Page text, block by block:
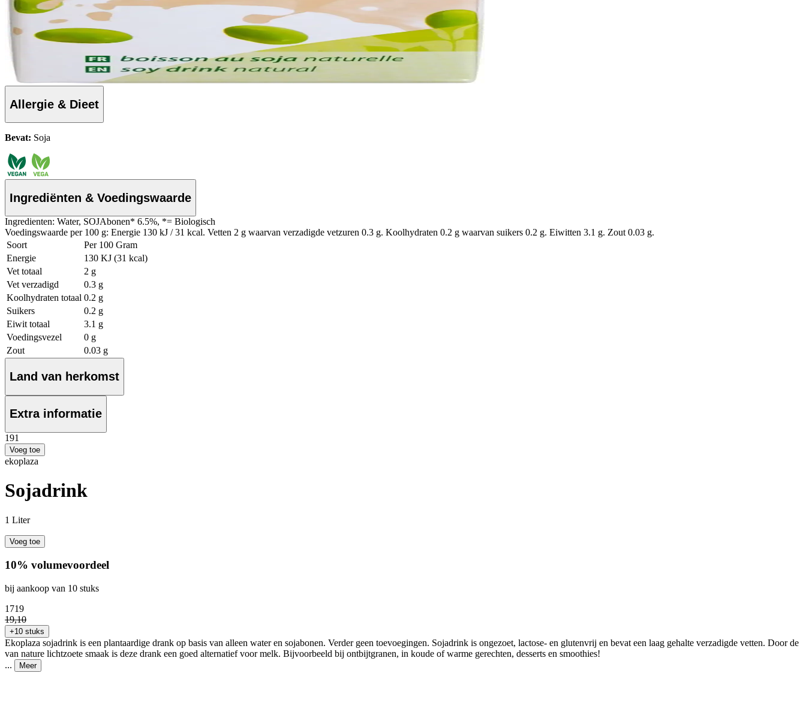
Allergie & Dieet
Bevat: Soja
Ingrediënten & Voedingswaarde
Ingredienten: Water, SOJAbonen* 6.5%, *= Biologisch
Voedingswaarde per 100 g: Energie 130 kJ / 31 kcal. Vetten 2 g waarvan verzadigde vetzuren 0.3 g. Koolhydraten 0.2 g waarvan suikers 0.2 g. Eiwitten 3.1 g. Zout 0.03 g.
Soort
Per 100 Gram
Energie
130 KJ (31 kcal)
Vet totaal
2 g
Vet verzadigd
0.3 g
Koolhydraten totaal 0.2 g
Suikers
0.2 g
Eiwit totaal
3.1 g
Voedingsvezel
0 g
Zout
0.03 g
Land van herkomst
Extra informatie
191
Voeg toe
ekoplaza
Sojadrink
1 Liter
Voeg toe
10% volumevoordeel
bij aankoop van 10 stuks
1719
19,10
+10 stuks
Ekoplaza sojadrink is een plantaardige drank op basis van alleen water en sojabonen. Verder geen toevoegingen. Sojadrink is ongezoet, lactose- en glutenvrij en bevat een laag gehalte verzadigde vetten. Door de
van nature lichtzoete smaak is deze drank een goed alternatief voor melk. Bijvoorbeeld bij ontbijtgranen, in koude of warme gerechten, desserts en smoothies!
...
Meer